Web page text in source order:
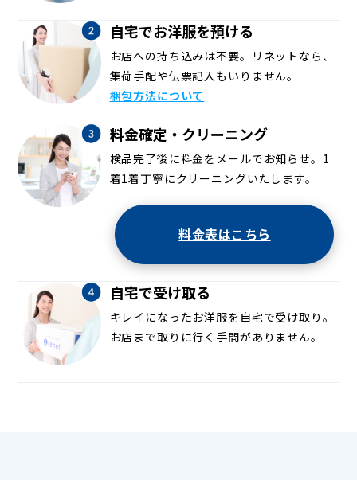
自宅でお洋服を預ける
お店への持ち込みは不要。リネットなら、
集荷手配や伝票記入もいりません。
梱包方法について
料金確定・クリーニング
検品完了後に料金をメールでお知らせ。1
着1着丁寧にクリーニングいたします。
料金表はこちら
自宅で受け取る
キレイになったお洋服を自宅で受け取り。
お店まで取りに行く手間がありません。